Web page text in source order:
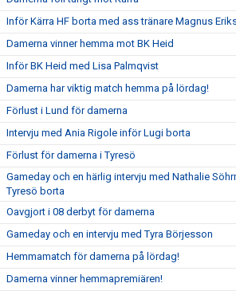
Inför Kärra HF borta med ass tränare Magnus
Damerna vinner hemma mot BK Heid
Inför BK Heid med Lisa Palmqvist
Damerna har viktig match hemma på lördag!
Förlust i Lund för damerna
Intervju med Ania Rigole inför Lugi borta
Förlust för damerna i Tyresö
Gameday och en härlig intervju med Nathalie
Tyresö borta
Oavgjort i 08 derbyt för damerna
Gameday och en intervju med Tyra Börjesson
Hemmamatch för damerna på lördag!
Damerna vinner hemmapremiären!